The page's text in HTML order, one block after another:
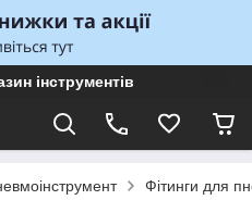
інструментів
Фітинги для